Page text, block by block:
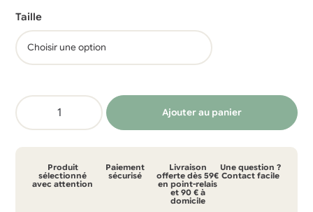
prix
initial
était :
39,98 €.
prix
actuel
est :
25,00 €.
Taille
quantité
de
Picture
Ajouter au panier
Produit
sélectionné
avec attention
Paiement
sécurisé
Livraison
offerte dès 59€
en point-relais
et 90 € à
domicile
Une question ?
Contact facile